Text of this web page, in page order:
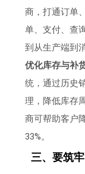
商，打通订单
单、支付、查
到从生产端到
优化库存与补
统，通过历史
理，降低库存
商可帮助客户
33%。
三、要筑